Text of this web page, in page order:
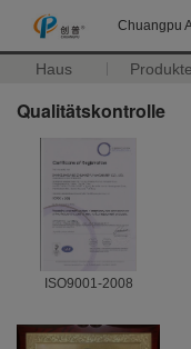
Chuangpu
Haus Produkte
Qualitätskontrolle
ISO9001-2008